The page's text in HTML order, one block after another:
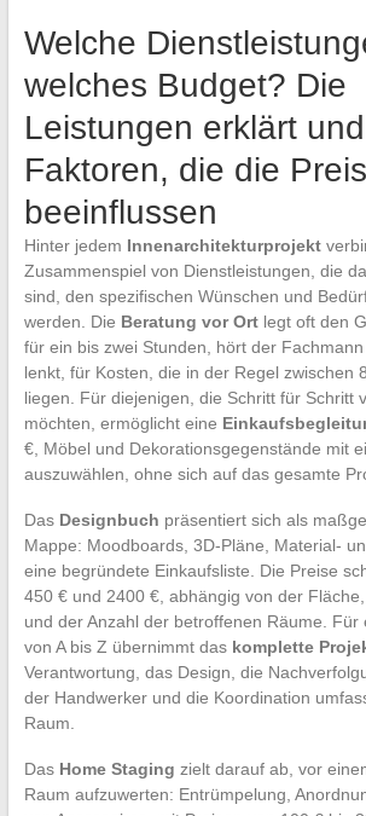
Welche
welches Budget? Die
Leistungen erklärt
Faktoren, die die
beeinflussen
Hinter jedem Innenarchitekturprojekt
Zusammenspiel von Dienstleistungen, die
sind, den spezifischen Wünschen und
werden. Die Beratung vor Ortlegt oft den
für ein bis zwei Stunden, hört der Fachmann
lenkt, für Kosten, die in der Regel zwischen
liegen. Für diejenigen, die Schritt für Schritt
möchten, ermöglicht eine
€, Möbel und Dekorationsgegenstände mit
auszuwählen, ohne sich auf das gesamte
Das Designbuch präsentiert sich als
Mappe: Moodboards, 3D-Pläne, Material-
eine begründete Einkaufsliste. Die Preise
450 € und 2400 €, abhängig von der
und der Anzahl der betroffenen Räume. Für
von A bis Z übernimmt das komplette
Verantwortung, das Design, die
der Handwerker und die Koordination
Raum.
Das Home Staging zielt darauf ab, vor
Raum aufzuwerten: Entrümpelung,